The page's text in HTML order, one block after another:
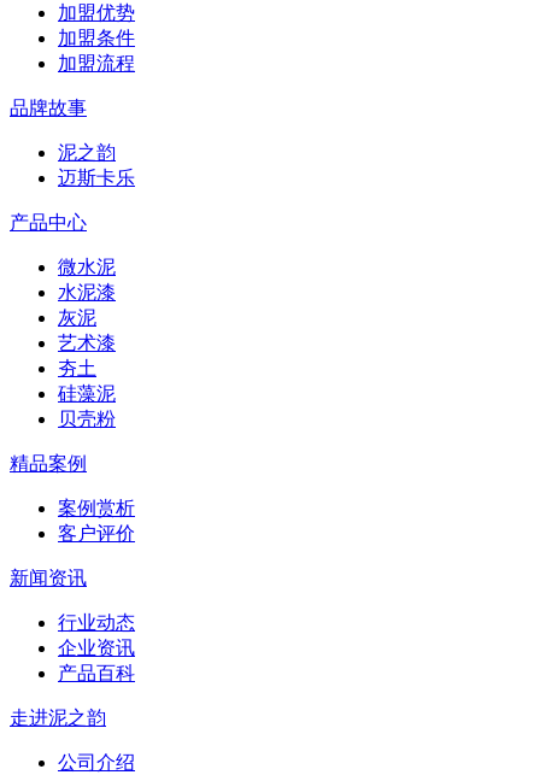
加盟优势
加盟条件
加盟流程
品牌故事
泥之韵
迈斯卡乐
产品中心
微水泥
水泥漆
灰泥
艺术漆
夯土
硅藻泥
贝壳粉
精品案例
案例赏析
客户评价
新闻资讯
行业动态
企业资讯
产品百科
走进泥之韵
公司介绍